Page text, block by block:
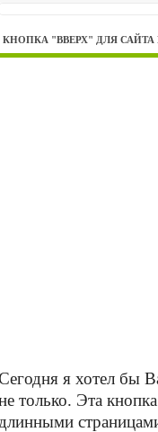
КНОПКА "ВВЕРХ" ДЛЯ САЙТА
я хотел бы
только. Эта
длинными